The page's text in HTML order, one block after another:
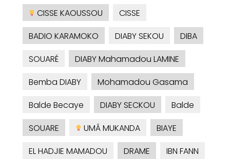
CISSE KAOUSSOU
CISSE
BADIO KARAMOKO
DIABY SEKOU
DIBA
SOUARÉ
DIABY Mahamadou LAMINE
Bemba DIABY
Mohamadou Gasama
Balde Becaye
DIABY SECKOU
Balde
SOUARE
UMÂ MUKANDA
BIAYE
EL HADJIE MAMADOU
DRAME
IBN FANN